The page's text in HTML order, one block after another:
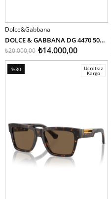
SEPETE EKLE
Dolce&Gabbana
DOLCE & GABBANA DG 4470 501/8G 54
₺14.000,00
₺20.000,00
%30
Ücretsiz
Kargo